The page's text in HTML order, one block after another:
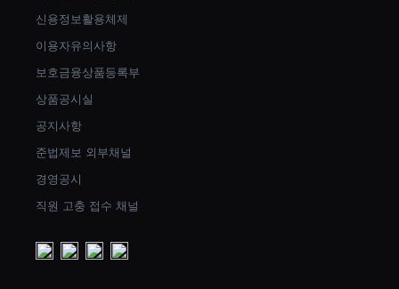
신용정보활용체제
이용자유의사항
보호금융상품등록부
상품공시실
공지사항
준법제보 외부채널
경영공시
직원 고충 접수 채널